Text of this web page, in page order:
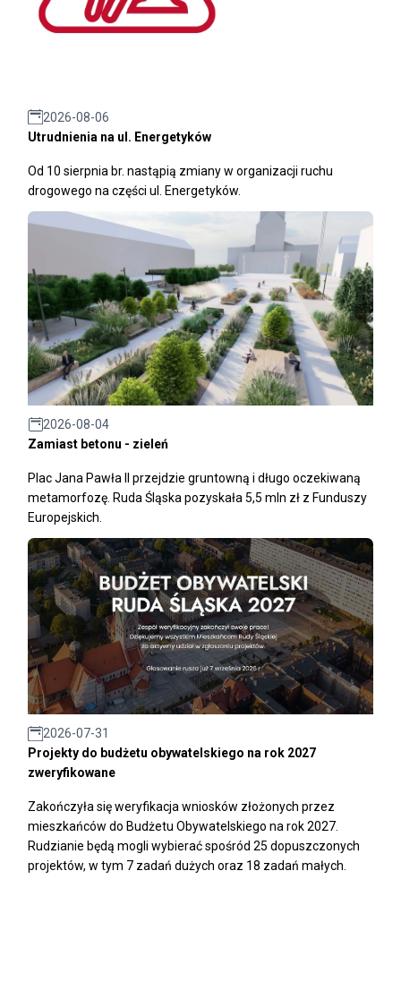
2026-08-06
Utrudnienia na ul. Energetyków
Od 10 sierpnia br. nastąpią zmiany w organizacji ruchu
drogowego na części ul. Energetyków.
2026-08-04
Zamiast betonu - zieleń
Plac Jana Pawła II przejdzie gruntowną i długo oczekiwaną
metamorfozę. Ruda Śląska pozyskała 5,5 mln zł z Funduszy
Europejskich.
2026-07-31
Projekty do budżetu obywatelskiego na rok 2027
zweryfikowane
Zakończyła się weryfikacja wniosków złożonych przez
mieszkańców do Budżetu Obywatelskiego na rok 2027.
Rudzianie będą mogli wybierać spośród 25 dopuszczonych
projektów, w tym 7 zadań dużych oraz 18 zadań małych.